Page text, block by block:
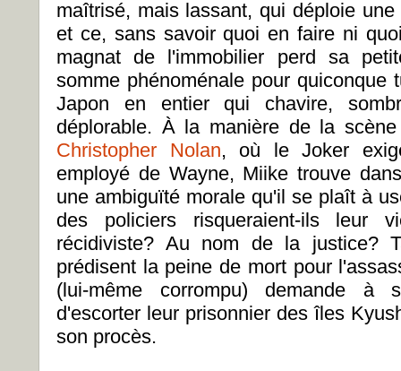
maîtrisé, mais lassant, qui déploie
et ce, sans savoir quoi en faire ni
magnat de l'immobilier perd sa
somme phénoménale pour
Japon en entier qui chavire,
déplorable. À la manière de la
Christopher Nolan, où le Joker
employé de Wayne, Miike trouve
une ambiguïté morale qu'il se plaît à
des policiers risqueraient-ils leur
récidiviste? Au nom de la justice?
prédisent la peine de mort pour
(lui-même corrompu) demande à
d'escorter leur prisonnier des îles
son procès.